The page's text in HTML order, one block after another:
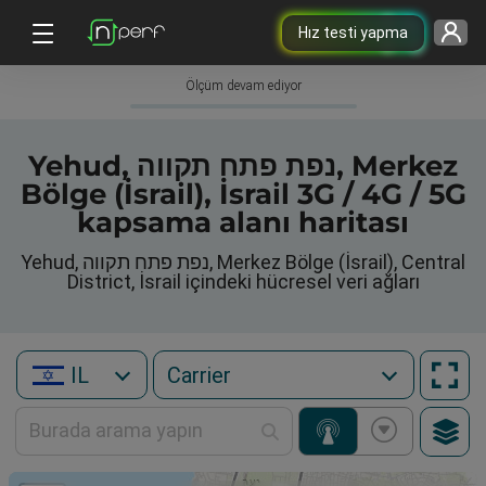
Hız testi yapma
Ölçüm devam ediyor
Yehud, נפת פתח תקווה, Merkez
Bölge (İsrail), İsrail 3G / 4G / 5G
kapsama alanı haritası
Yehud, נפת פתח תקווה, Merkez Bölge (İsrail), Central
District, İsrail içindeki hücresel veri ağları
IL